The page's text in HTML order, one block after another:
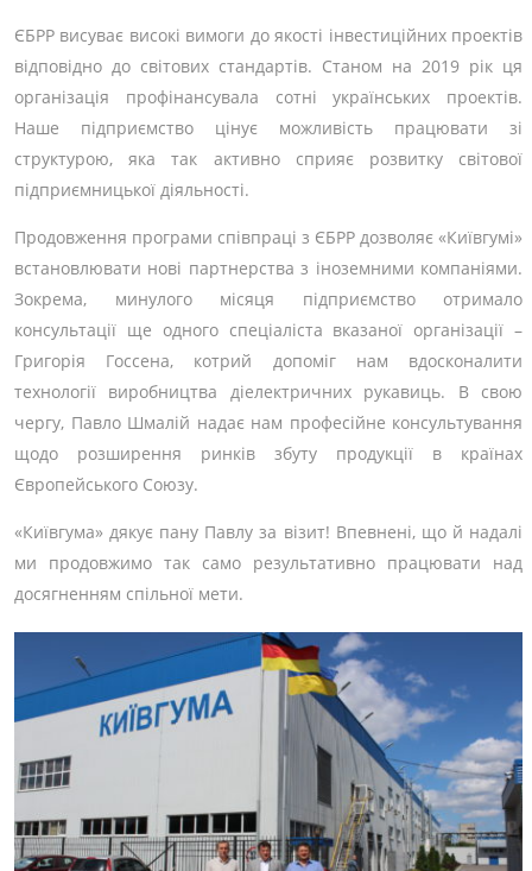
ЄБРР висуває високі вимоги до якості інвестиційних проектів
відповідно до світових стандартів. Станом на 2019 рік ця
організація профінансувала сотні українських проектів.
Наше підприємство цінує можливість працювати зі
структурою, яка так активно сприяє розвитку світової
підприємницької діяльності.
Продовження програми співпраці з ЄБРР дозволяє «Київгумі»
встановлювати нові партнерства з іноземними компаніями.
Зокрема, минулого місяця підприємство отримало
консультації ще одного спеціаліста вказаної організації –
Григорія Госсена, котрий допоміг нам вдосконалити
технології виробництва діелектричних рукавиць. В свою
чергу, Павло Шмалій надає нам професійне консультування
щодо розширення ринків збуту продукції в країнах
Європейського Союзу.
«Київгума» дякує пану Павлу за візит! Впевнені, що й надалі
ми продовжимо так само результативно працювати над
досягненням спільної мети.